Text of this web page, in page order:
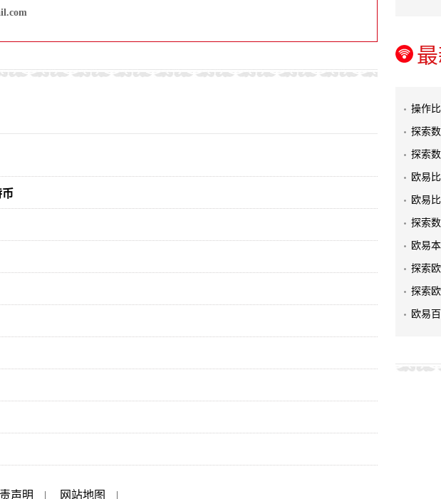
操作
探索
探索
欧易
欧易
探索
欧易
探索
探索
欧易
声明 | 网站地图 |